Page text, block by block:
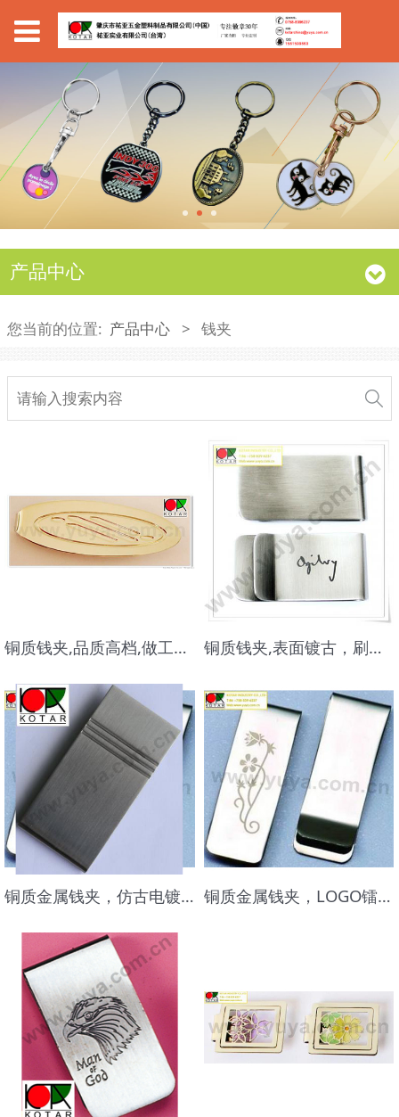
产品中心
您当前的位置: 产品中心 > 钱夹
铜质钱夹,品质高档,做工精美 铜质钱夹,表面镀古，刷面效果，品质高档,做工精美
铜质金属钱夹，仿古电镀，表面拉丝效果，品质高档 铜质金属钱夹，LOGO镭射，表面电镀厚镍，品质高档